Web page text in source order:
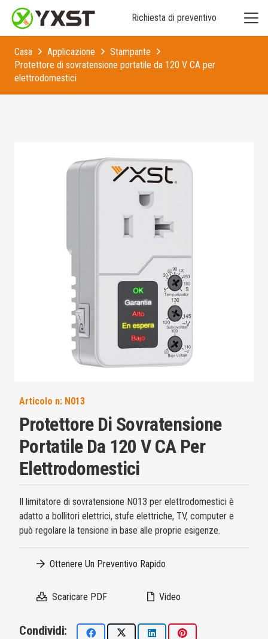
Richiesta di preventivo
Casa Applicazione
Stampante
Protettore di sovratensione portatile da 120 V CA per
elettrodomestici
Articolo n: N013
Protettore Di Sovratensione
Portatile Da 120 V CA Per
Elettrodomestici
Il limitatore di sovratensione N013 per elettrodomestici è
adatto a bollitori elettrici, stufe elettriche, TV, computer e
può regolare la tensione in base alle proprie esigenze.
Ottenere Un Preventivo Rapido
Scaricare PDF Video
Condividi: